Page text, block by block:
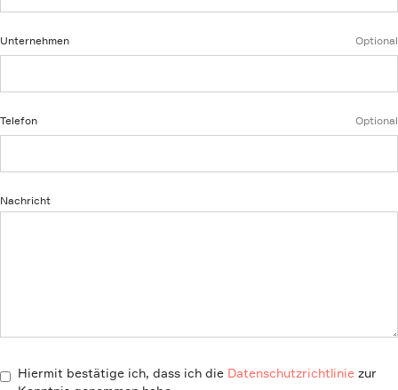
Unternehmen Optional
Telefon Optional
Nachricht
Hiermit bestätige ich, dass ich die Datenschutzrichtliniezur